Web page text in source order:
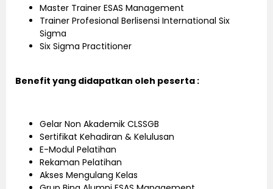
Master Trainer ESAS Management
Trainer Profesional Berlisensi International Six
Sigma
Six Sigma Practitioner
Benefit yang didapatkan oleh peserta :
Gelar Non Akademik CLSSGB
Sertifikat Kehadiran & Kelulusan
E-Modul Pelatihan
Rekaman Pelatihan
Akses Mengulang Kelas